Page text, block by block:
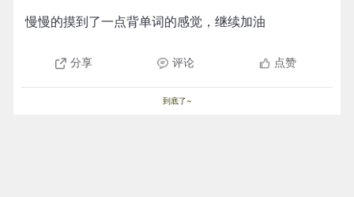
慢慢的摸到了一点背单词的感觉，继续加油
分享 评论 点赞
到底了~